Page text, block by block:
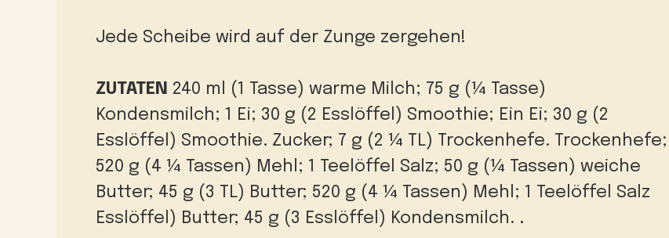
Jede Scheibe wird auf der Zunge zergehen!
ZUTATEN 240 ml (1 Tasse) warme Milch; 75 g (¼ Tasse)
Kondensmilch; 1 Ei; 30 g (2 Esslöffel) Smoothie; Ein Ei; 30 g (2
Esslöffel) Smoothie. Zucker; 7 g (2 ¼ TL) Trockenhefe. Trockenhefe;
520 g (4 ¼ Tassen) Mehl; 1 Teelöffel Salz; 50 g (¼ Tassen) weiche
Butter; 45 g (3 TL) Butter; 520 g (4 ¼ Tassen) Mehl; 1 Teelöffel Salz
Esslöffel) Butter; 45 g (3 Esslöffel) Kondensmilch. .